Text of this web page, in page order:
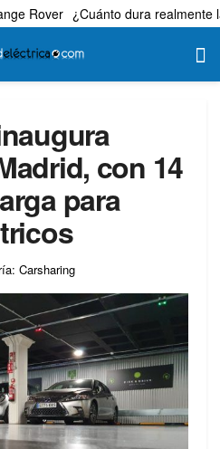
Rover ¿Cuánto dura realmente
con 14
para
Carsharing